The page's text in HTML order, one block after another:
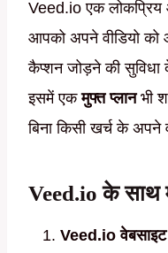
Veed.io एक लोकप्रिय
आपको अपने वीडियो
कैप्शन जोड़ने की सुविधा
इसमें एकमुफ्त प्लानभी
बिना किसी खर्च के
Veed.io के
Veed.io वेबसाइट